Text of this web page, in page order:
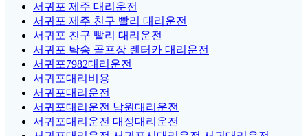
서귀포 제주 대리운전
서귀포 제주 친구 빨리 대리운전
서귀포 친구 빨리 대리운전
서귀포 탁송 골프장 렌터카 대리운전
서귀포7982대리운전
서귀포대리비용
서귀포대리운전
서귀포대리운전 남원대리운전
서귀포대리운전 대정대리운전